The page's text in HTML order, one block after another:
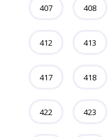
407 408
412 413
417 418
422 423